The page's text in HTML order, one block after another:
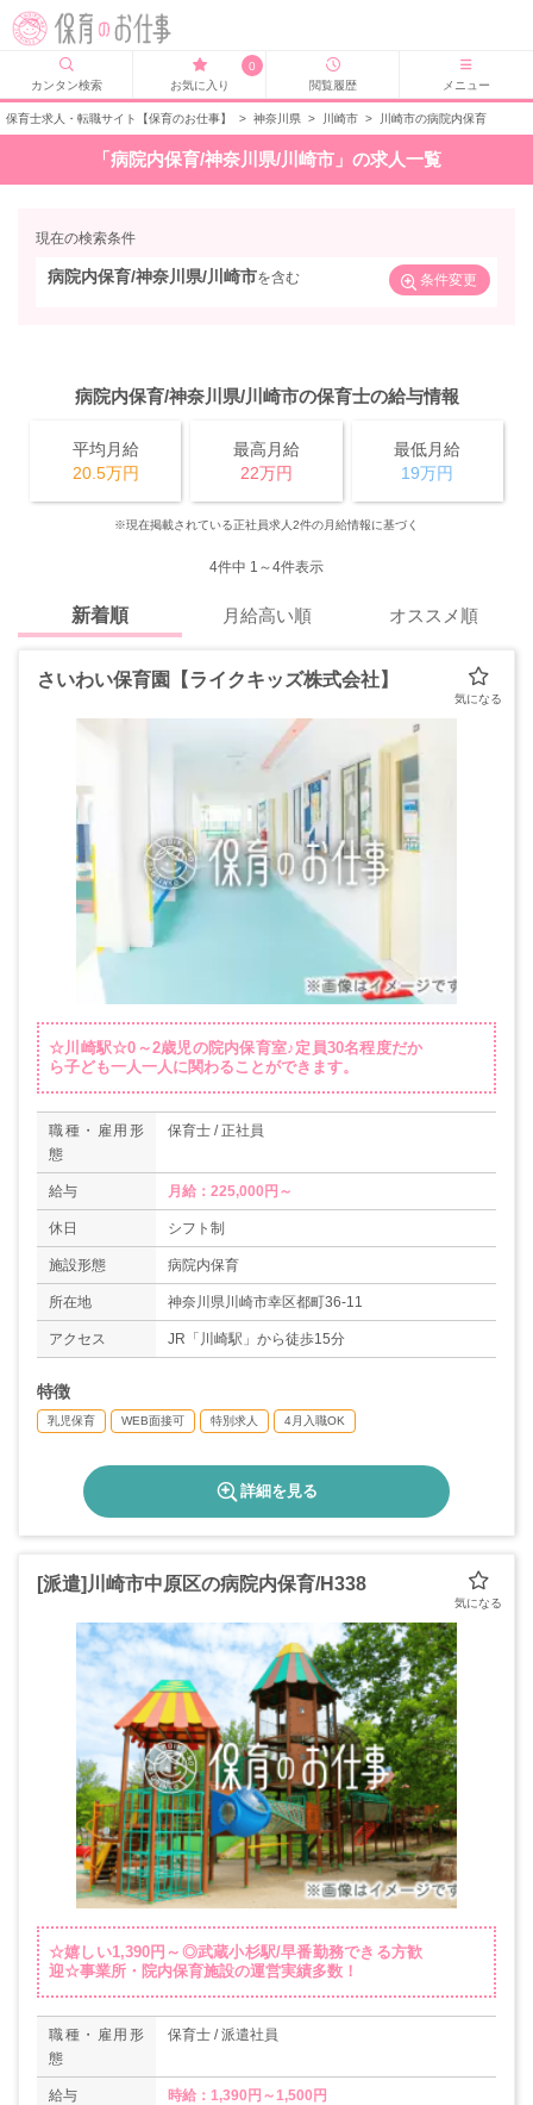
カンタン検索
0
お気に入り
閲覧履歴 メニュー
保育士求人・転職サイト【保育のお仕事】 > 神奈川県 > 川崎市 > 川崎市の病院内保育
「病院内保育/神奈川県/川崎市」の求人一覧
現在の検索条件
病院内保育/神奈川県/川崎市を含む 条件変更
病院内保育/神奈川県/川崎市の保育士の給与情報
平均月給
20.5万円
最高月給
22万円
最低月給
19万円
※現在掲載されている正社員求人2件の月給情報に基づく
4件中 1～4件表示
新着順 月給高い順 オススメ順
さいわい保育園【ライクキッズ株式会社】
☆川崎駅☆0～2歳児の院内保育室♪定員30名程度だか
ら子ども一人一人に関わることができます。
職種・雇用形
態
保育士 / 正社員
給与 月給：225,000円～
休日 シフト制
施設形態 病院内保育
所在地 神奈川県川崎市幸区都町36-11
アクセス JR「川崎駅」から徒歩15分
特徴
乳児保育 WEB面接可 特別求人 4月入職OK
詳細を見る
[派遣]川崎市中原区の病院内保育/H338
☆嬉しい1,390円～◎武蔵小杉駅/早番勤務できる方歓
迎☆事業所・院内保育施設の運営実績多数！
職種・雇用形
態
保育士 / 派遣社員
給与 時給：1,390円～1,500円